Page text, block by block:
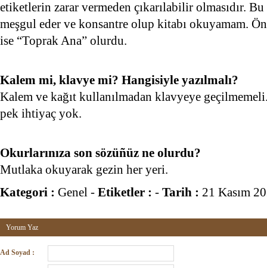
etiketlerin zarar vermeden çıkarılabilir olmasıdır.
meşgul eder ve konsantre olup kitabı okuyamam.
ise “Toprak Ana” olurdu.
Kalem mi, klavye mi? Hangisiyle yazılmalı?
Kalem ve kağıt kullanılmadan klavyeye
pek ihtiyaç yok.
Okurlarınıza son sözüñüz ne olurdu?
Mutlaka okuyarak gezin her yeri.
Kategori : Genel - Etiketler : - Tarih : 21 Kasım
Yorum Yaz
Ad Soyad :